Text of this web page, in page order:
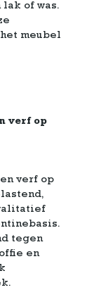
lak of was.
meubel
verf op
verf op
tegen
en